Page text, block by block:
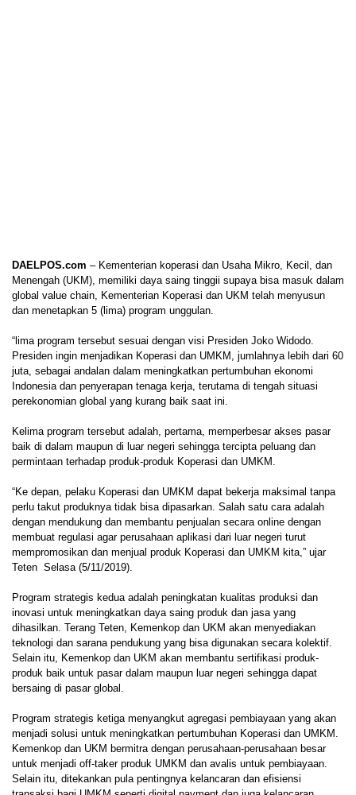
DAELPOS.com – Kementerian koperasi dan Usaha Mikro, Kecil, dan
Menengah (UKM), memiliki daya saing tinggii supaya bisa masuk dalam
global value chain, Kementerian Koperasi dan UKM telah menyusun
dan menetapkan 5 (lima) program unggulan.
“lima program tersebut sesuai dengan visi Presiden Joko Widodo.
Presiden ingin menjadikan Koperasi dan UMKM, jumlahnya lebih dari 60
juta, sebagai andalan dalam meningkatkan pertumbuhan ekonomi
Indonesia dan penyerapan tenaga kerja, terutama di tengah situasi
perekonomian global yang kurang baik saat ini.
Kelima program tersebut adalah, pertama, memperbesar akses pasar
baik di dalam maupun di luar negeri sehingga tercipta peluang dan
permintaan terhadap produk-produk Koperasi dan UMKM.
“Ke depan, pelaku Koperasi dan UMKM dapat bekerja maksimal tanpa
perlu takut produknya tidak bisa dipasarkan. Salah satu cara adalah
dengan mendukung dan membantu penjualan secara online dengan
membuat regulasi agar perusahaan aplikasi dari luar negeri turut
mempromosikan dan menjual produk Koperasi dan UMKM kita,” ujar
Teten Selasa (5/11/2019).
Program strategis kedua adalah peningkatan kualitas produksi dan
inovasi untuk meningkatkan daya saing produk dan jasa yang
dihasilkan. Terang Teten, Kemenkop dan UKM akan menyediakan
teknologi dan sarana pendukung yang bisa digunakan secara kolektif.
Selain itu, Kemenkop dan UKM akan membantu sertifikasi produk-
produk baik untuk pasar dalam maupun luar negeri sehingga dapat
bersaing di pasar global.
Program strategis ketiga menyangkut agregasi pembiayaan yang akan
menjadi solusi untuk meningkatkan pertumbuhan Koperasi dan UMKM.
Kemenkop dan UKM bermitra dengan perusahaan-perusahaan besar
untuk menjadi off-taker produk UMKM dan avalis untuk pembiayaan.
Selain itu, ditekankan pula pentingnya kelancaran dan efisiensi